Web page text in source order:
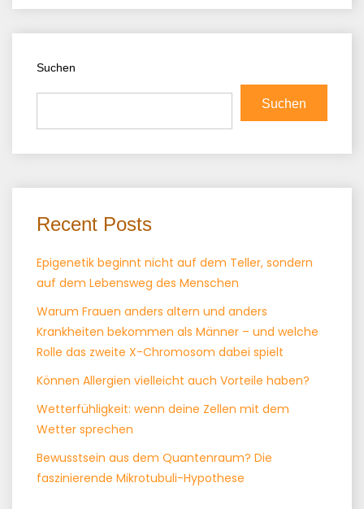
Suchen
Suchen
Recent Posts
Epigenetik beginnt nicht auf dem Teller, sondern
auf dem Lebensweg des Menschen
Warum Frauen anders altern und anders
Krankheiten bekommen als Männer – und welche
Rolle das zweite X-Chromosom dabei spielt
Können Allergien vielleicht auch Vorteile haben?
Wetterfühligkeit: wenn deine Zellen mit dem
Wetter sprechen
Bewusstsein aus dem Quantenraum? Die
faszinierende Mikrotubuli-Hypothese